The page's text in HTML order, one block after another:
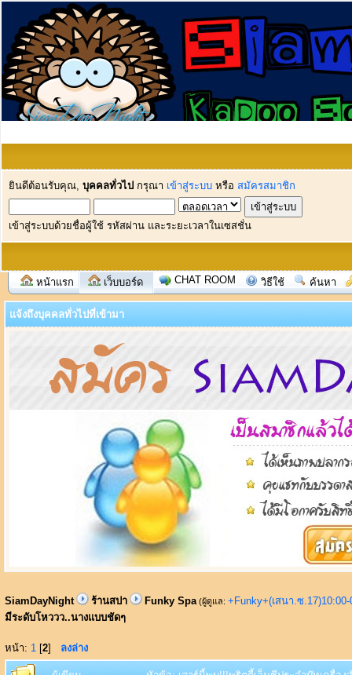
ยินดีต้อนรับคุณ, บุคคลทั่วไป กรุณา เข้าสู่ระบบ หรือ สมัครสมาชิก
เข้าสู่ระบบด้วยชื่อผู้ใช้ รหัสผ่าน และระยะเวลาในเซสชั่น
หน้าแรก เว็บบอร์ด CHAT ROOM วิธีใช้ ค้นหา
แจ้งถึงบุคคลทั่วไปที่เข้ามา
SiamDayNight ร้านสปา Funky Spa (ผู้ดูแล: +Funky+(เสนา.ซ
มีระดับโหววว..นางแบบชัดๆ
หน้า: 1 [2] ลงล่าง